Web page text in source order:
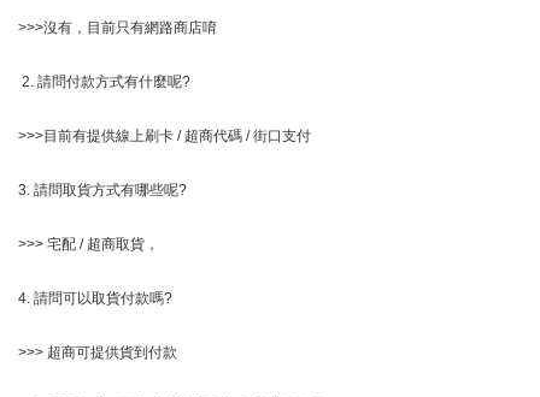
>>>沒有，目前只有網路商店唷
2. 請問付款方式有什麼呢?
>>>目前有提供線上刷卡 / 超商代碼 / 街口支付
3. 請問取貨方式有哪些呢?
>>> 宅配 / 超商取貨，
4. 請問可以取貨付款嗎?
>>> 超商可提供貨到付款